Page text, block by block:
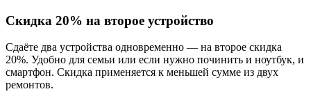
Скидка 20% на второе устройство
Сдаёте два устройства одновременно — на второе скидка
20%. Удобно для семьи или если нужно починить и ноутбук, и
смартфон. Скидка применяется к меньшей сумме из двух
ремонтов.